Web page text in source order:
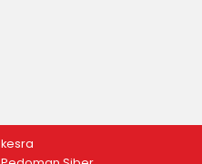
kesra